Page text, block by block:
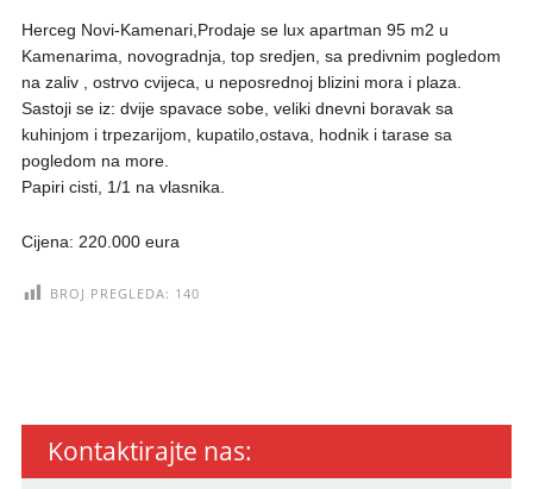
Herceg Novi-Kamenari,Prodaje se lux apartman 95 m2 u
Kamenarima, novogradnja, top sredjen, sa predivnim pogledom
na zaliv , ostrvo cvijeca, u neposrednoj blizini mora i plaza.
Sastoji se iz: dvije spavace sobe, veliki dnevni boravak sa
kuhinjom i trpezarijom, kupatilo,ostava, hodnik i tarase sa
pogledom na more.
Papiri cisti, 1/1 na vlasnika.
Cijena: 220.000 eura
BROJ PREGLEDA: 140
Kontaktirajte nas: